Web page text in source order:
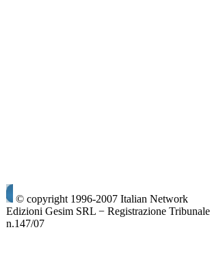
© copyright 1996-2007 Italian Network
Edizioni Gesim SRL − Registrazione
n.147/07